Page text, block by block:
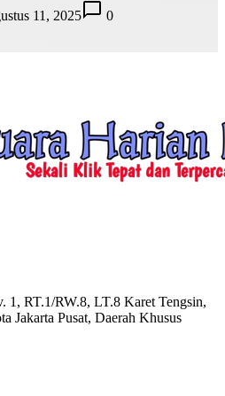
11, 2025 0
1, RT.1/RW.8, LT.8 Karet Tengsin,
Jakarta Pusat, Daerah Khusus